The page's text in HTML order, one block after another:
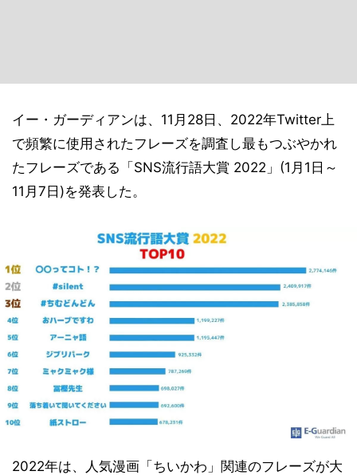
イー・ガーディアンは、11月28日、2022年Twitter上
で頻繁に使用されたフレーズを調査し最もつぶやかれ
たフレーズである「SNS流行語大賞 2022」(1月1日～
11月7日)を発表した。
2022年は、人気漫画「ちいかわ」関連のフレーズが大